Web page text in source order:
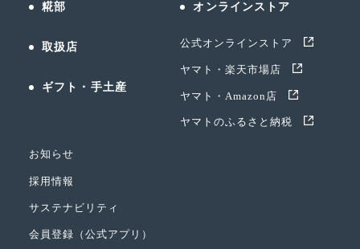
糀部
取扱店
ギフト・手土産
オンラインストア
公式オンラインストア
ヤマト・楽天市場店
ヤマト・Amazon店
ヤマトのふるさと納税
お知らせ
採用情報
サステナビリティ
会員登録（公式アプリ）